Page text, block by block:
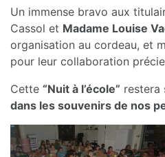
Un immense bravo aux
Cassol et Madame Louise
organisation au cordeau, et
pour leur collaboration
Cette “Nuit à l’école” restera
dans les souvenirs de nos